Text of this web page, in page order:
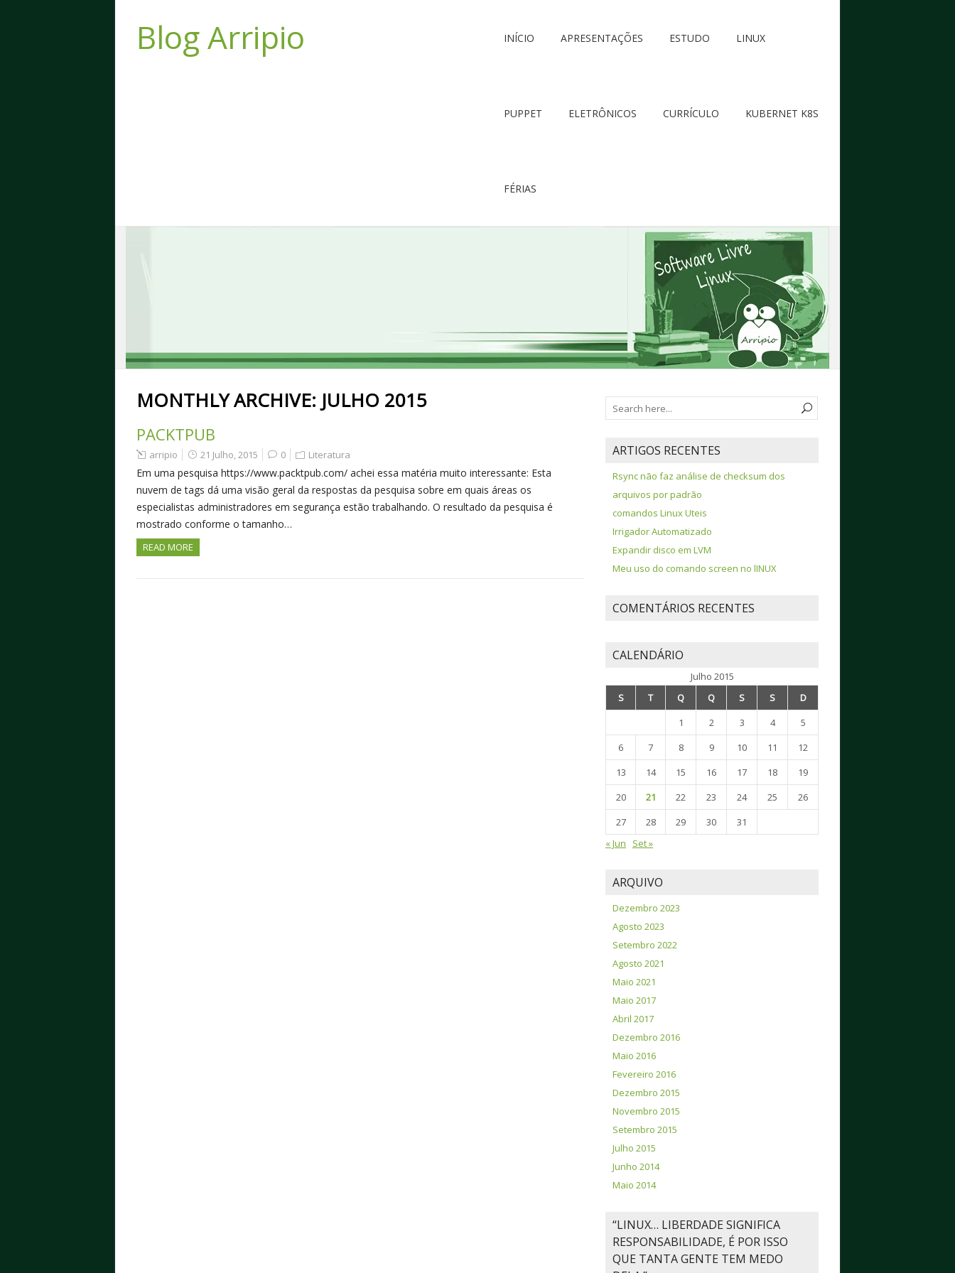
Blog Arripio INÍCIO APRESENTAÇÕES ESTUDO LINUX
PUPPET ELETRÔNICOS CURRÍCULO KUBERNET K8S
FÉRIAS
MONTHLY ARCHIVE: JULHO 2015
PACKTPUB
arripio 21 Julho, 2015 0 Literatura
Em uma pesquisa https://www.packtpub.com/ achei essa matéria muito interessante: Esta
nuvem de tags dá uma visão geral da respostas da pesquisa sobre em quais áreas os
especialistas administradores em segurança estão trabalhando. O resultado da pesquisa é
mostrado conforme o tamanho…
READ MORE
ARTIGOS RECENTES
Rsync não faz análise de checksum dos
arquivos por padrão
comandos Linux Uteis
Irrigador Automatizado
Expandir disco em LVM
Meu uso do comando screen no lINUX
COMENTÁRIOS RECENTES
CALENDÁRIO
Julho 2015
S
T Q Q S S
D
1
2 3 4
5
6
7 8 9 10 11
12
13
14 15 16 17 18
19
20
21 22 23 24 25
26
27
28 29 30
31
« Jun
Set »
ARQUIVO
Dezembro 2023
Agosto 2023
Setembro 2022
Agosto 2021
Maio 2021
Maio 2017
Abril 2017
Dezembro 2016
Maio 2016
Fevereiro 2016
Dezembro 2015
Novembro 2015
Setembro 2015
Julho 2015
Junho 2014
Maio 2014
“LINUX… LIBERDADE SIGNIFICA
RESPONSABILIDADE, É POR ISSO
QUE TANTA GENTE TEM MEDO